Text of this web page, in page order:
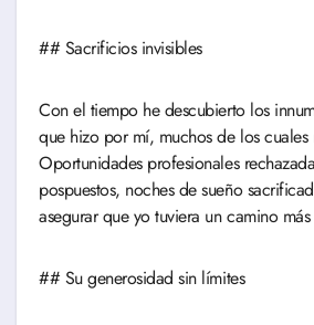
## Sacrificios invisibles
Con el tiempo he descubierto los
que hizo por mí, muchos de los cuales
Oportunidades profesionales
pospuestos, noches de sueño
asegurar que yo tuviera un camino
## Su generosidad sin límites